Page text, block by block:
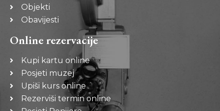
Objekti
Obavijesti
Online rezervacije
Kupi kartu online
Posjeti muzej
Upiši kurs online
Rezerviši termin online